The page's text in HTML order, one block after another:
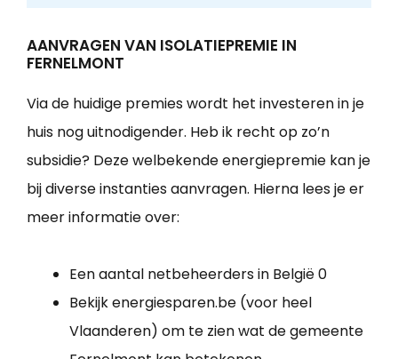
AANVRAGEN VAN ISOLATIEPREMIE IN
FERNELMONT
Via de huidige premies wordt het investeren in je
huis nog uitnodigender. Heb ik recht op zo’n
subsidie? Deze welbekende energiepremie kan je
bij diverse instanties aanvragen. Hierna lees je er
meer informatie over:
Een aantal netbeheerders in België 0
Bekijk energiesparen.be (voor heel
Vlaanderen) om te zien wat de gemeente